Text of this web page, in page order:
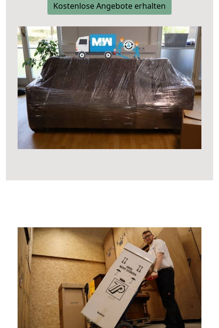
Kostenlose Angebote erhalten